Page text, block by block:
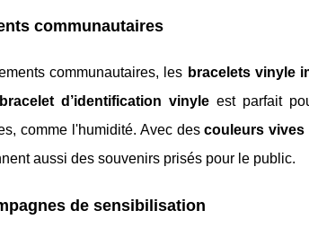
communautaires
communautaires, les bracelets vinyle
bracelet d’identification vinyle est parfait
comme l'humidité. Avec descouleurs vives
aussi des souvenirs prisés pour le public.
de sensibilisation